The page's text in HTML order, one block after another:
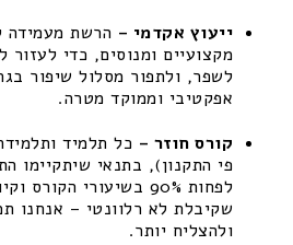
ייעוץ אקדמי – הרשת מעמידה
מקצועיים ומנוסים, כדי
לשפר, ולתפור מסלול שיפור
אפקטיבי וממוקד מטרה.
קורס חוזר – כל תלמיד
פי התקנון), בתנאי שיתקיימו
לפחות 90% בשיעורי
שקיבלת לא רלוונטי – אנחנו
ולהצליח יותר.